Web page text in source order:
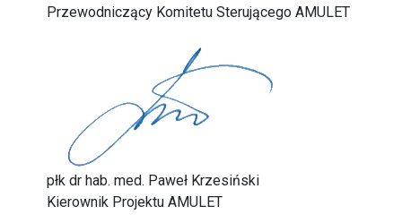
Przewodniczący Komitetu Sterującego AMULET
płk dr hab. med. Paweł Krzesiński
Kierownik Projektu AMULET